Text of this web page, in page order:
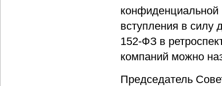
вступления в силу
152-ФЗ в
компаний можно
Председатель